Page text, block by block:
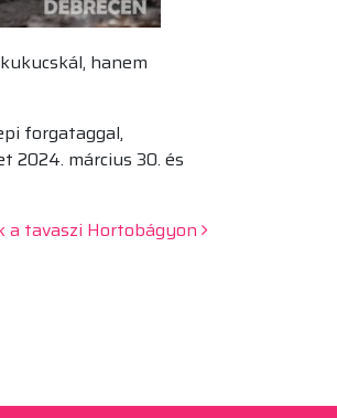
hanem
forgataggal,
2024. március 30. és
a tavaszi Hortobágyon